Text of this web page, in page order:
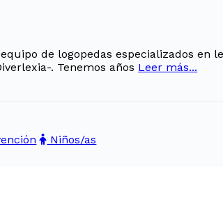
de logopedas especializados en
. Tenemos años Leer más...
Niños/as